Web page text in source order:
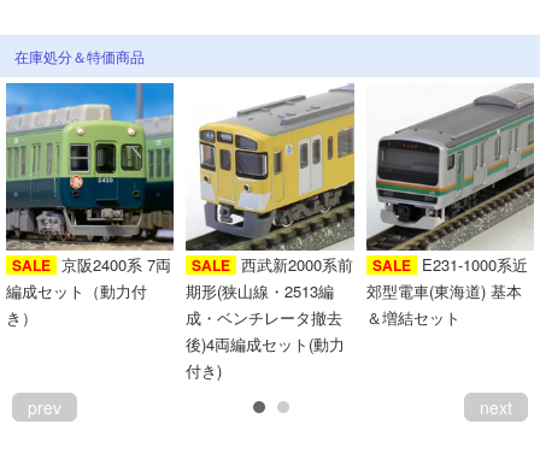
お問い合せ
ログイン/マイページ
お気に入りリスト
新規会員登録
会員ランクについて
在庫処分＆特価商品
SALE 京阪2400系 7両
編成セット（動力付
き）
SALE 西武新2000系前
期形(狭山線・2513編
成・ベンチレータ撤去
後)4両編成セット(動力
付き)
SALE E231-1000系近
郊型電車(東海道) 基本
＆増結セット
prev next